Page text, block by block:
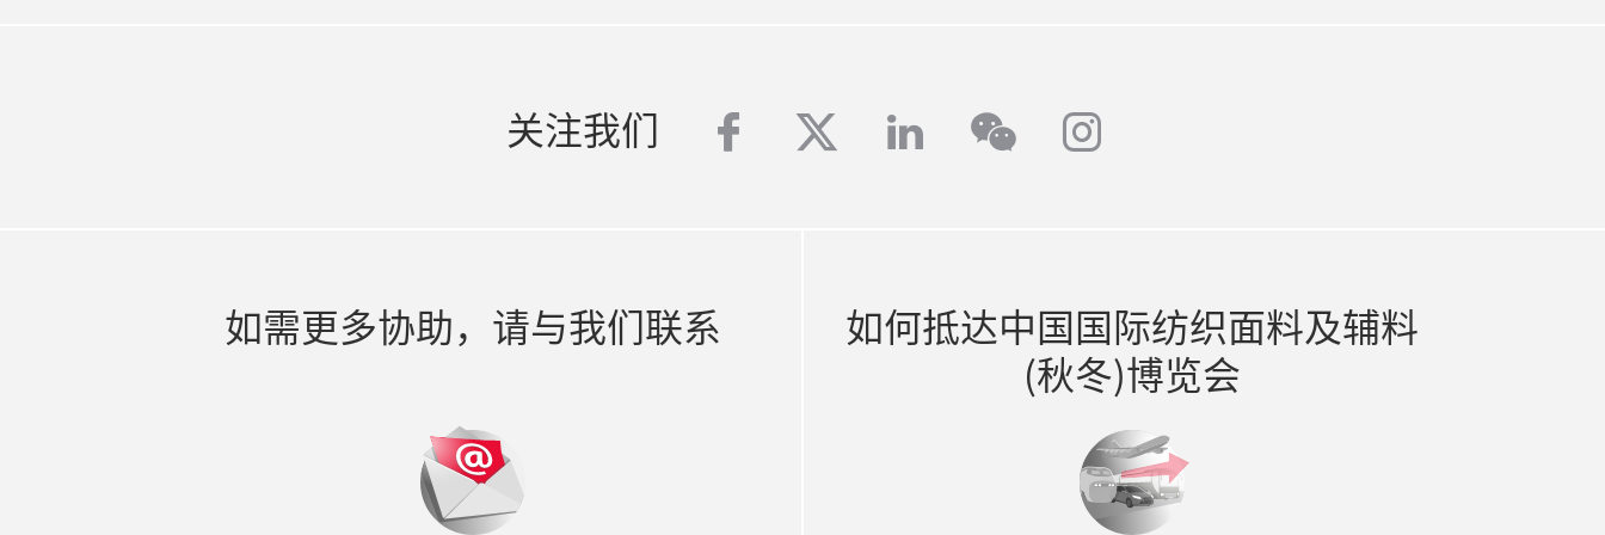
关注我们 facebook
twitterlinkedinwechatinstagram
如需更多协助，请与我们联系
如何抵达中国国际纺织面料及辅料
(秋冬)博览会